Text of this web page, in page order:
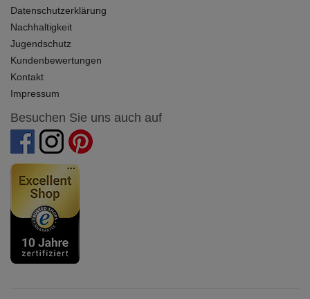
Datenschutzerklärung
Nachhaltigkeit
Jugendschutz
Kundenbewertungen
Kontakt
Impressum
Besuchen Sie uns auch auf